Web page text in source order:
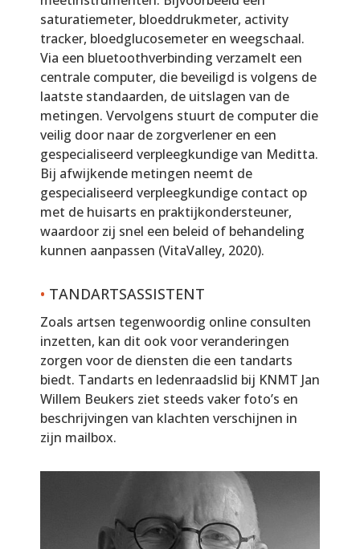
saturatiemeter, bloeddrukmeter, activity
tracker, bloedglucosemeter en weegschaal.
Via een bluetoothverbinding verzamelt een
centrale computer, die beveiligd is volgens de
laatste standaarden, de uitslagen van de
metingen. Vervolgens stuurt de computer die
veilig door naar de zorgverlener en een
gespecialiseerd verpleegkundige van Meditta.
Bij afwijkende metingen neemt de
gespecialiseerd verpleegkundige contact op
met de huisarts en praktijkondersteuner,
waardoor zij snel een beleid of behandeling
kunnen aanpassen (VitaValley, 2020).
• TANDARTSASSISTENT
Zoals artsen tegenwoordig online consulten
inzetten, kan dit ook voor veranderingen
zorgen voor de diensten die een tandarts
biedt. Tandarts en ledenraadslid bij KNMT Jan
Willem Beukers ziet steeds vaker foto’s en
beschrijvingen van klachten verschijnen in
zijn mailbox.